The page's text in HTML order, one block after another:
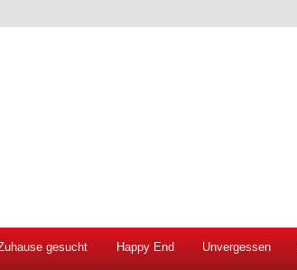
gesucht Happy End Unvergessen